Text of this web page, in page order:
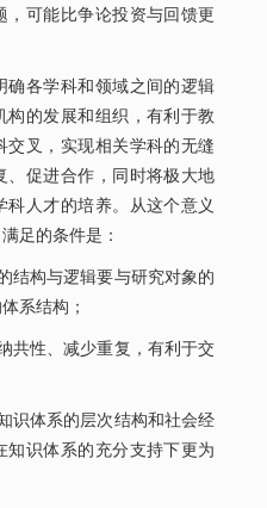
，可能比争论投资与回馈更
确各学科和领域之间的逻辑
构的发展和组织，有利于教
交叉，实现相关学科的无缝
、促进合作，同时将极大地
科人才的培养。从这个意义
足的条件是：
结构与逻辑要与研究对象的
系结构；
共性、减少重复，有利于交
识体系的层次结构和社会经
知识体系的充分支持下更为